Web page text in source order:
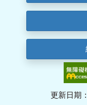
更新日期